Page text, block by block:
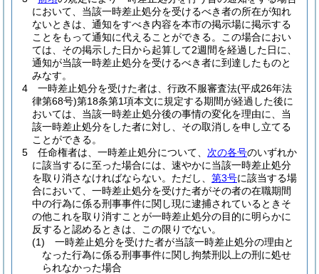
において、当該一時差止処分を受けるべき者の所在が知れ
ないときは、通知をすべき内容を本市の掲示場に掲示する
ことをもって通知に代えることができる。
この場合におい
ては、その掲示した日から起算して2週間を経過した日に、
通知が当該一時差止処分を受けるべき者に到達したものと
みなす。
4
一時差止処分を受けた者は、行政不服審査法(平成26年法
律第68号)第18条第1項本文に規定する期間が経過した後に
おいては、当該一時差止処分後の事情の変化を理由に、当
該一時差止処分をした者に対し、その取消しを申し立てる
ことができる。
5
任命権者は、一時差止処分について、 次の各号のいずれか
に該当するに至った場合には、速やかに当該一時差止処分
を取り消さなければならない。 ただし、 第3号に該当する場
合において、一時差止処分を受けた者がその者の在職期間
中の行為に係る刑事事件に関し現に逮捕されているときそ
の他これを取り消すことが一時差止処分の目的に明らかに
反すると認めるときは、この限りでない。
(1)
一時差止処分を受けた者が当該一時差止処分の理由と
なった行為に係る刑事事件に関し拘禁刑以上の刑に処せ
られなかった場合